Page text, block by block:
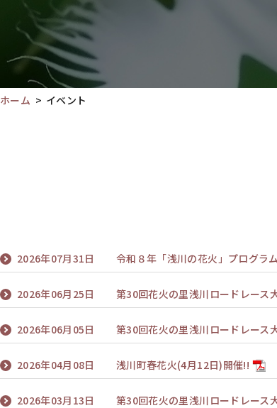
交通アクセス
公共機関へ
ホーム イベント
2026年07月31日 令和８年「浅川の花火」プログラ
2026年06月25日 第30回花火の里浅川ロードレース
2026年06月05日 第30回花火の里浅川ロードレース
2026年04月08日 浅川町春花火(4月12日)開催!!
2026年03月13日 第30回花火の里浅川ロードレース